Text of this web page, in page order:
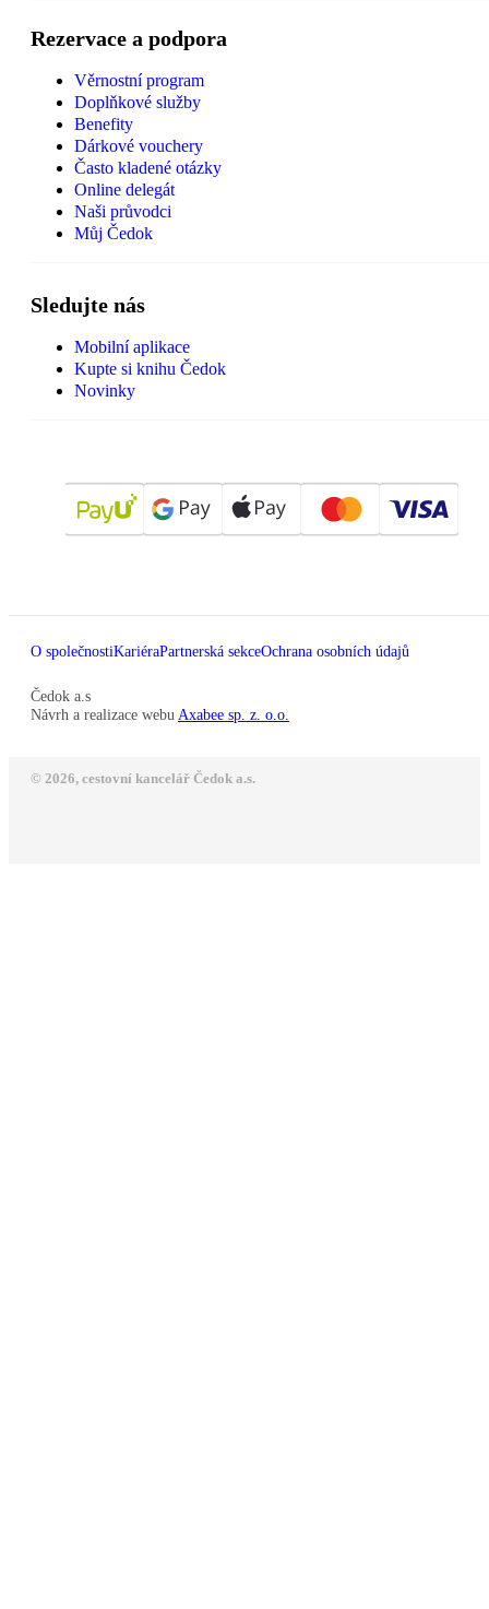
Rezervace a podpora
Věrnostní program
Doplňkové služby
Benefity
Dárkové vouchery
Často kladené otázky
Online delegát
Naši průvodci
Můj Čedok
Sledujte nás
Mobilní aplikace
Kupte si knihu Čedok
Novinky
O společnostiKariéraPartnerská sekceOchrana osobních údajů
Čedok a.s
Návrh a realizace webu Axabee sp. z. o.o.
© 2026, cestovní kancelář Čedok a.s.